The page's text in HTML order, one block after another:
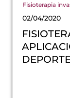
Fisioterapia
02/04/2020